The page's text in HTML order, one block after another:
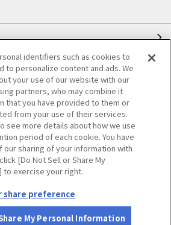
ついて
携をご検討の方へ
FEDERATION. All rights reserved.
identifiers such as cookies to
to personalize content and ads. We
your use of our website with our
partners, who may combine it
that you have provided to them or
from your use of their services.
see more details about how we use
period of each cookie. You have
sharing of your information with
[Do Not Sell or Share My
to exercise your right.
share preference
My Personal Information